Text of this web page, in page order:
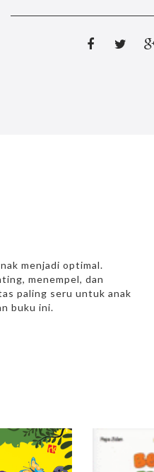
menjadi optimal.
menempel, dan
paling seru untuk anak
buku ini.